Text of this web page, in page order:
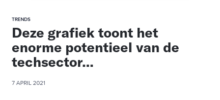
TRENDS
Deze grafiek toont het
enorme potentieel van de
techsector…
7 APRIL 2021